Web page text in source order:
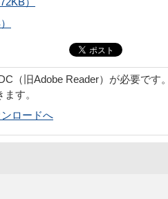
（旧Adobe Reader）が必要です。
す。
ロードへ